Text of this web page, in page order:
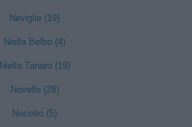
Neviglie (19)
Niella Belbo (4)
Niella Tanaro (19)
Novello (28)
Nucetto (5)